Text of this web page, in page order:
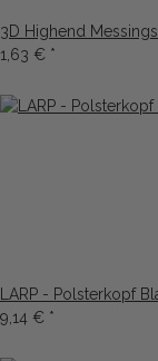
3D Highend
1,63 € *
LARP - Polsterkopf
9,14 € *